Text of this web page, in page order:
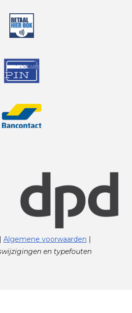
Algemene voorwaarden |
en typefouten